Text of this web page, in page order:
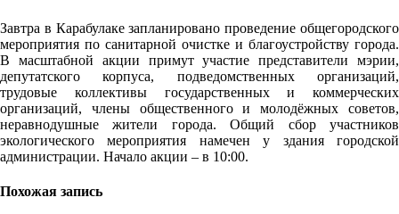
Завтра в Карабулаке запланировано проведение общегородского
мероприятия по санитарной очистке и благоустройству города.
В масштабной акции примут участие представители мэрии,
депутатского корпуса, подведомственных организаций,
трудовые коллективы государственных и коммерческих
организаций, члены общественного и молодёжных советов,
неравнодушные жители города. Общий сбор участников
экологического мероприятия намечен у здания городской
администрации. Начало акции – в 10:00.
Похожая запись